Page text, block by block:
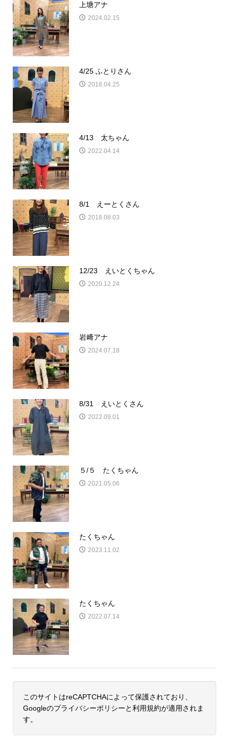
上塘アナ
2024.02.15
4/25 ふとりさん
2018.04.25
4/13 太ちゃん
2022.04.14
8/1 えーとくさん
2018.08.03
12/23 えいとくちゃん
2020.12.24
岩﨑アナ
2024.07.18
8/31 えいとくさん
2022.09.01
５/５ たくちゃん
2021.05.06
たくちゃん
2023.11.02
たくちゃん
2022.07.14
このサイトはreCAPTCHAによって保護されており、
Googleのプライバシーポリシーと利用規約が適用されま
す。